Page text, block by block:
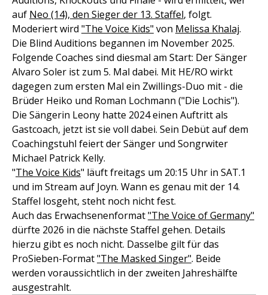
auf Neo (14), den Sieger der 13. Staffel, folgt.
Moderiert wird "The Voice Kids" von Melissa Khalaj.
Die Blind Auditions begannen im November 2025.
Folgende Coaches sind diesmal am Start: Der Sänger
Alvaro Soler ist zum 5. Mal dabei. Mit HE/RO wirkt
dagegen zum ersten Mal ein Zwillings-Duo mit - die
Brüder Heiko und Roman Lochmann ("Die Lochis").
Die Sängerin Leony hatte 2024 einen Auftritt als
Gastcoach, jetzt ist sie voll dabei. Sein Debüt auf dem
Coachingstuhl feiert der Sänger und Songrwiter
Michael Patrick Kelly.
"The Voice Kids" läuft freitags um 20:15 Uhr in SAT.1
und im Stream auf Joyn. Wann es genau mit der 14.
Staffel losgeht, steht noch nicht fest.
Auch das Erwachsenenformat"The Voice of Germany"
dürfte 2026 in die nächste Staffel gehen. Details
hierzu gibt es noch nicht. Dasselbe gilt für das
ProSieben-Format"The Masked Singer". Beide
werden voraussichtlich in der zweiten Jahreshälfte
ausgestrahlt.